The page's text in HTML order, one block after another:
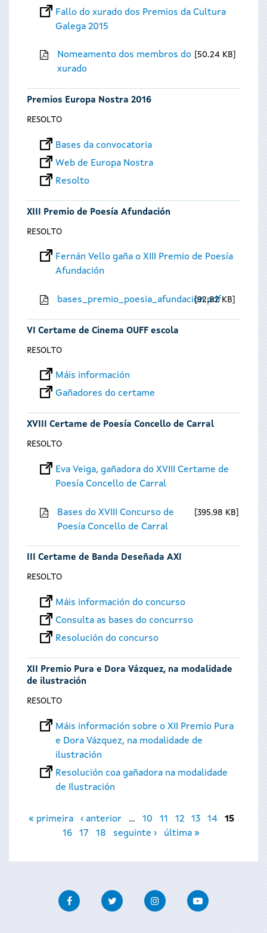
Fallo do xurado dos Premios da Cultura
Galega 2015
Nomeamento dos membros do
xurado
50.24 KB
Premios Europa Nostra 2016
RESOLTO
Bases da convocatoria
Web de Europa Nostra
Resolto
XIII Premio de Poesía Afundación
RESOLTO
Fernán Vello gaña o XIII Premio de Poesía
Afundación
bases_premio_poesia_afundacion.pdf
92.82 KB
VI Certame de Cinema OUFF escola
RESOLTO
Máis información
Gañadores do certame
XVIII Certame de Poesía Concello de Carral
RESOLTO
Eva Veiga, gañadora do XVIII Certame de
Poesía Concello de Carral
Bases do XVIII Concurso de
Poesía Concello de Carral
395.98 KB
III Certame de Banda Deseñada AXI
RESOLTO
Máis información do concurso
Consulta as bases do concurrso
Resolución do concurso
XII Premio Pura e Dora Vázquez, na modalidade
de ilustración
RESOLTO
Máis información sobre o XII Premio Pura
e Dora Vázquez, na modalidade de
ilustración
Resolución coa gañadora na modalidade
de Ilustración
Páxinas
« primeira ‹ anterior … 10 11 12 13 14
15
16
17 18 seguinte › última »
FacebookTwitter InstagramYoutube